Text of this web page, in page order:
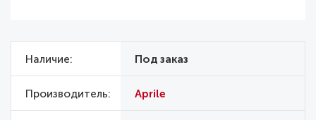
Наличие Под заказ
Производитель Aprile